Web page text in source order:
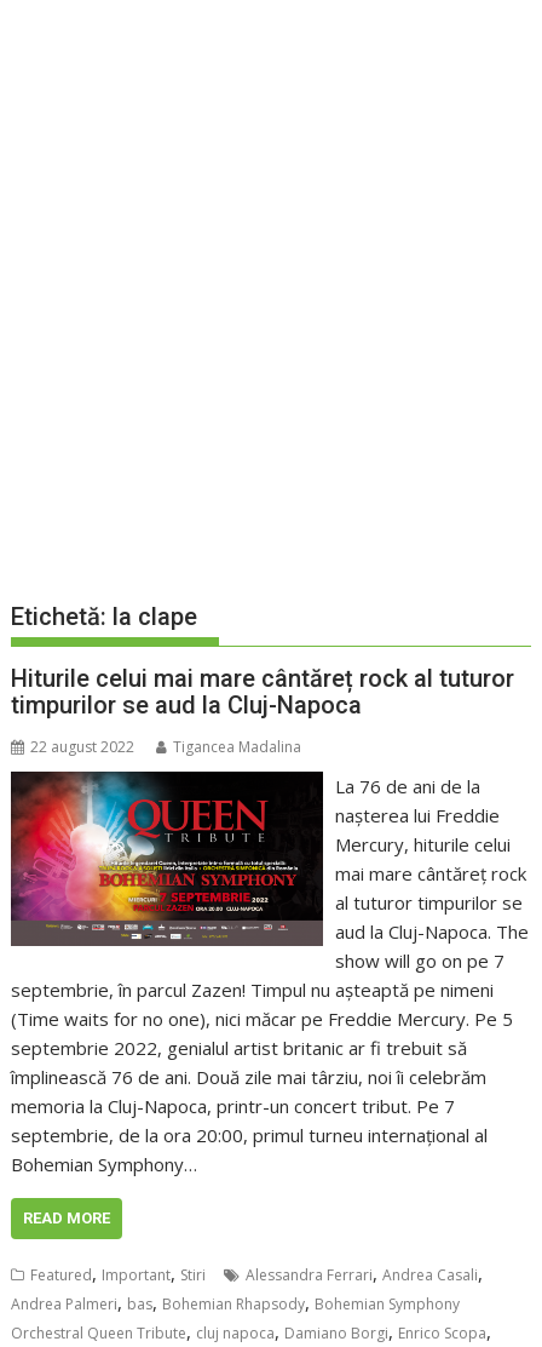
Etichetă: la clape
Hiturile celui mai mare cântăreț rock al tuturor
timpurilor se aud la Cluj-Napoca
22 august 2022 Tigancea Madalina
La 76 de ani de la
nașterea lui Freddie
Mercury, hiturile celui
mai mare cântăreț rock
al tuturor timpurilor se
aud la Cluj-Napoca. The
show will go on pe 7
septembrie, în parcul Zazen! Timpul nu așteaptă pe nimeni
(Time waits for no one), nici măcar pe Freddie Mercury. Pe 5
septembrie 2022, genialul artist britanic ar fi trebuit să
împlinească 76 de ani. Două zile mai târziu, noi îi celebrăm
memoria la Cluj-Napoca, printr-un concert tribut. Pe 7
septembrie, de la ora 20:00, primul turneu internațional al
Bohemian Symphony…
READ MORE
Featured, Important, Stiri Alessandra Ferrari,Andrea Casali,
Andrea Palmeri, bas, Bohemian Rhapsody, Bohemian Symphony
Orchestral Queen Tribute, cluj napoca, Damiano Borgi, Enrico Scopa,